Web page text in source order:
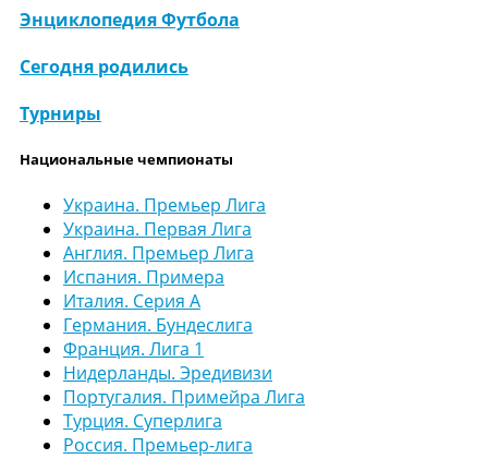
Энциклопедия Футбола
Сегодня родились
Турниры
Национальные чемпионаты
Украина. Премьер Лига
Украина. Первая Лига
Англия. Премьер Лига
Испания. Примера
Италия. Серия А
Германия. Бундеслига
Франция. Лига 1
Нидерланды. Эредивизи
Португалия. Примейра Лига
Турция. Суперлига
Россия. Премьер-лига